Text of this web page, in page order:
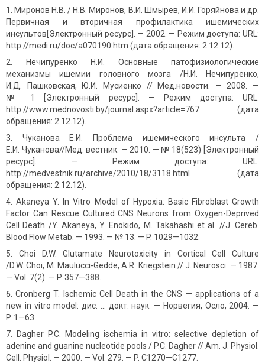
Миронов Н.В. / Н.В. Миронов, В.И. Шмырев, И.И. Горяйнова и др.
Первичная и вторичная профилактика ишемических
инсультов[Электронный ресурс]. — 2002. — Режим доступа: URL:
http://medi.ru/doc/a070190.htm (дата обращения: 2.12.12).
Нечипуренко Н.И. Основные патофизиологические
механизмы ишемии головного мозга /Н.И. Нечипуренко,
И.Д. Пашковская, Ю.И. Мусиенко // Мед.новости. — 2008. —
№ 1 [Электронный ресурс]. — Режим доступа: URL:
http://www.mednovosti.by/journal.aspx?article=767 (дата
обращения: 2.12.12).
Чуканова Е.И. Проблема ишемического инсульта /
Е.И. Чуканова//Мед. вестник. — 2010. — № 18(523) [Электронный
ресурс]. — Режим доступа: URL:
http://medvestnik.ru/archive/2010/18/3118.html (дата
обращения: 2.12.12).
Akaneya Y. In Vitro Model of Hypoxia: Basic Fibroblast Growth
Factor Can Rescue Cultured CNS Neurons from Oxygen-Deprived
Cell Death /Y. Akaneya, Y. Enokido, M. Takahashi et al. //J. Cereb.
Blood Flow Metab. — 1993. — № 13. — P. 1029—1032.
Choi D.W. Glutamate Neurotoxicity in Cortical Cell Culture
/D.W. Choi, M. Maulucci-Gedde, A.R. Kriegstein // J. Neurosci. — 1987.
— Vol. 7(2). — P. 357—388.
Cronberg T. Ischemic Cell Death in the CNS — applications of a
new in vitro model: дис. … докт. наук. — Норвегия, Осло, 2004. —
P. 1—63.
Dagher P.C. Modeling ischemia in vitro: selective depletion of
adenine and guanine nucleotide pools / P.C. Dagher // Am. J. Physiol.
Cell. Physiol. — 2000. — Vol. 279. — P. C1270—C1277.